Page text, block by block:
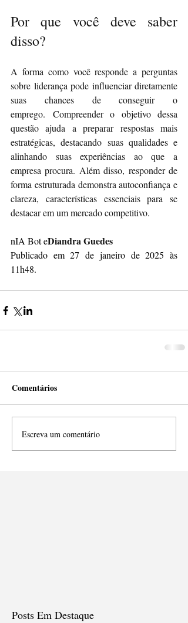
Por que você deve saber
disso?
A forma como você responde a perguntas
sobre liderança pode influenciar diretamente
suas chances de conseguir o
emprego. Compreender o objetivo dessa
questão ajuda a preparar respostas mais
estratégicas, destacando suas qualidades e
alinhando suas experiências ao que a
empresa procura. Além disso, responder de
forma estruturada demonstra autoconfiança e
clareza, características essenciais para se
destacar em um mercado competitivo.
nIA Bot eDiandra Guedes
Publicado em 27 de janeiro de 2025 às
11h48.
Comentários
Escreva um comentário
Posts Em Destaque